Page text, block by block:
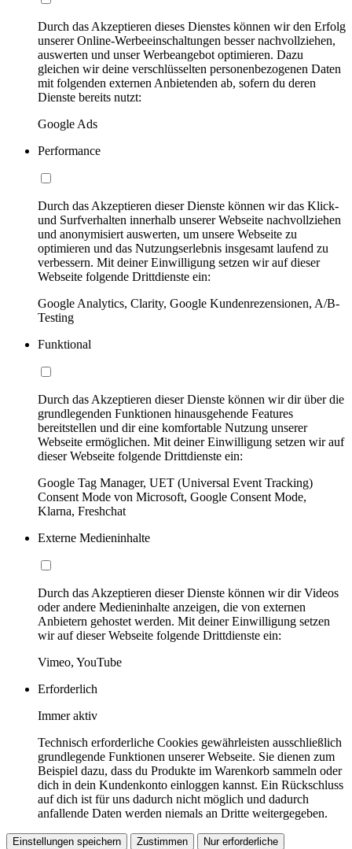
Durch das Akzeptieren dieses Dienstes können wir den Erfolg
unserer Online-Werbeeinschaltungen besser nachvollziehen,
auswerten und unser Werbeangebot optimieren. Dazu
gleichen wir deine verschlüsselten personenbezogenen Daten
mit folgenden externen Anbietenden ab, sofern du deren
Dienste bereits nutzt:
Google Ads
Performance
Durch das Akzeptieren dieser Dienste können wir das Klick-
und Surfverhalten innerhalb unserer Webseite nachvollziehen
und anonymisiert auswerten, um unsere Webseite zu
optimieren und das Nutzungserlebnis insgesamt laufend zu
verbessern. Mit deiner Einwilligung setzen wir auf dieser
Webseite folgende Drittdienste ein:
Google Analytics, Clarity, Google Kundenrezensionen, A/B-
Testing
Funktional
Durch das Akzeptieren dieser Dienste können wir dir über die
grundlegenden Funktionen hinausgehende Features
bereitstellen und dir eine komfortable Nutzung unserer
Webseite ermöglichen. Mit deiner Einwilligung setzen wir auf
dieser Webseite folgende Drittdienste ein:
Google Tag Manager, UET (Universal Event Tracking)
Consent Mode von Microsoft, Google Consent Mode,
Klarna, Freshchat
Externe Medieninhalte
Durch das Akzeptieren dieser Dienste können wir dir Videos
oder andere Medieninhalte anzeigen, die von externen
Anbietern gehostet werden. Mit deiner Einwilligung setzen
wir auf dieser Webseite folgende Drittdienste ein:
Vimeo, YouTube
Erforderlich
Immer aktiv
Technisch erforderliche Cookies gewährleisten ausschließlich
grundlegende Funktionen unserer Webseite. Sie dienen zum
Beispiel dazu, dass du Produkte im Warenkorb sammeln oder
dich in dein Kundenkonto einloggen kannst. Ein Rückschluss
auf dich ist für uns dadurch nicht möglich und dadurch
anfallende Daten werden niemals an Dritte weitergegeben.
Einstellungen speichern Zustimmen Nur erforderliche